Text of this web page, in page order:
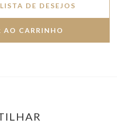
DE DESEJOS